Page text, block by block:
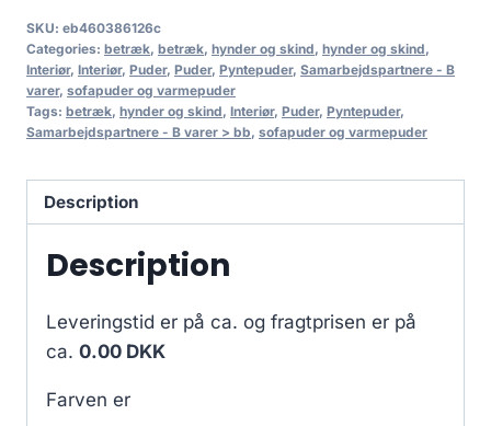
SKU: eb460386126c
Categories: betræk, betræk, hynder og skind, hynder og skind,
Interiør, Interiør, Puder, Puder, Pyntepuder, Samarbejdspartnere - B
varer, sofapuder og varmepuder
Tags: betræk, hynder og skind, Interiør, Puder, Pyntepuder,
Samarbejdspartnere - B varer > bb, sofapuder og varmepuder
Description
Description
Leveringstid er på ca. og fragtprisen er på
ca. 0.00 DKK
Farven er